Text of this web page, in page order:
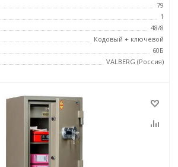
79
1
48/8
Кодовый + ключевой
60Б
VALBERG (Россия)